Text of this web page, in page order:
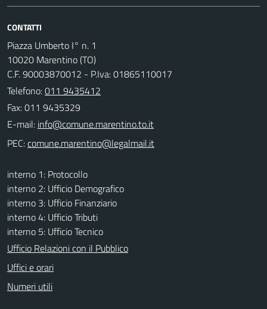
CONTATTI
Piazza Umberto I° n. 1
10020 Marentino (TO)
C.F. 90003870012 - P.Iva: 01865110017
Telefono:011 9435412
Fax: 011 9435329
E-mail:
PEC:
interno 1: Protocollo
interno 2: Ufficio Demografico
interno 3: Ufficio Finanziario
interno 4: Ufficio Tributi
interno 5: Ufficio Tecnico
Ufficio Relazioni con il Pubblico
Uffici e orari
Numeri utili